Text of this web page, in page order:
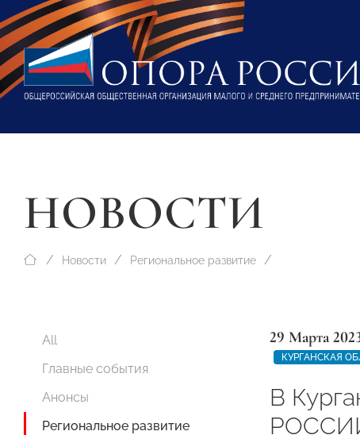
НОВОСТИ
Новости Региональное развитие
All
Главные события
Анонсы
Региональное развитие
29 Марта
КУРГАНСКАЯ
В